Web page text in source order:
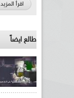
اقرأ المزيد
طالع ايضاً